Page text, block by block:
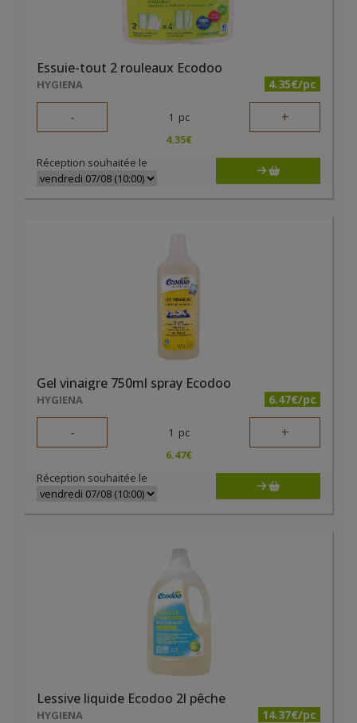
Essuie-tout 2 rouleaux Ecodoo
HYGIENA 4.35€/pc
- 1 pc +
4.35€
Réception souhaitée le
Gel vinaigre 750ml spray Ecodoo
HYGIENA 6.47€/pc
- 1 pc +
6.47€
Réception souhaitée le
Lessive liquide Ecodoo 2l pêche
HYGIENA 14.37€/pc